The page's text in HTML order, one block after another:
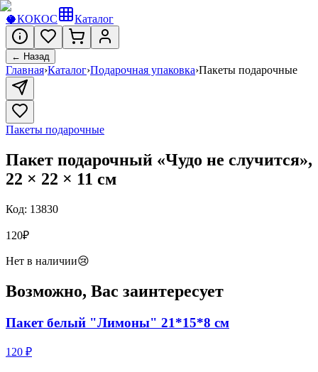
🥥КОКОС Каталог
← Назад
Главная›Каталог›Подарочная упаковка›Пакеты подарочные
Пакеты подарочные
Пакет подарочный «Чудо не случится»,
22 × 22 × 11 см
Код: 13830
120₽
Нет в наличии😢
Возможно, Вас заинтересует
Пакет белый "Лимоны" 21*15*8 см
120 ₽